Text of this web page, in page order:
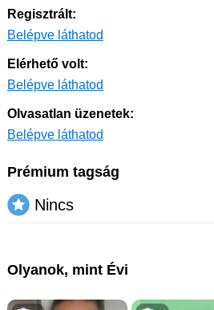
Regisztrált:
Belépve láthatod
Elérhető volt:
Belépve láthatod
Olvasatlan üzenetek:
Belépve láthatod
Prémium tagság
Nincs
Olyanok, mint Évi